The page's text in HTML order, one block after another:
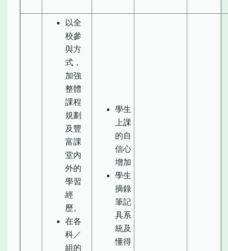
以全
校參
與方
式，
加強
整體
課程
規劃
及豐
富課
堂內
外的
學習
經
歷。
在各
科／
組的
學生
上課
的自
信心
增加
學生
摘錄
筆記
具系
統及
懂得